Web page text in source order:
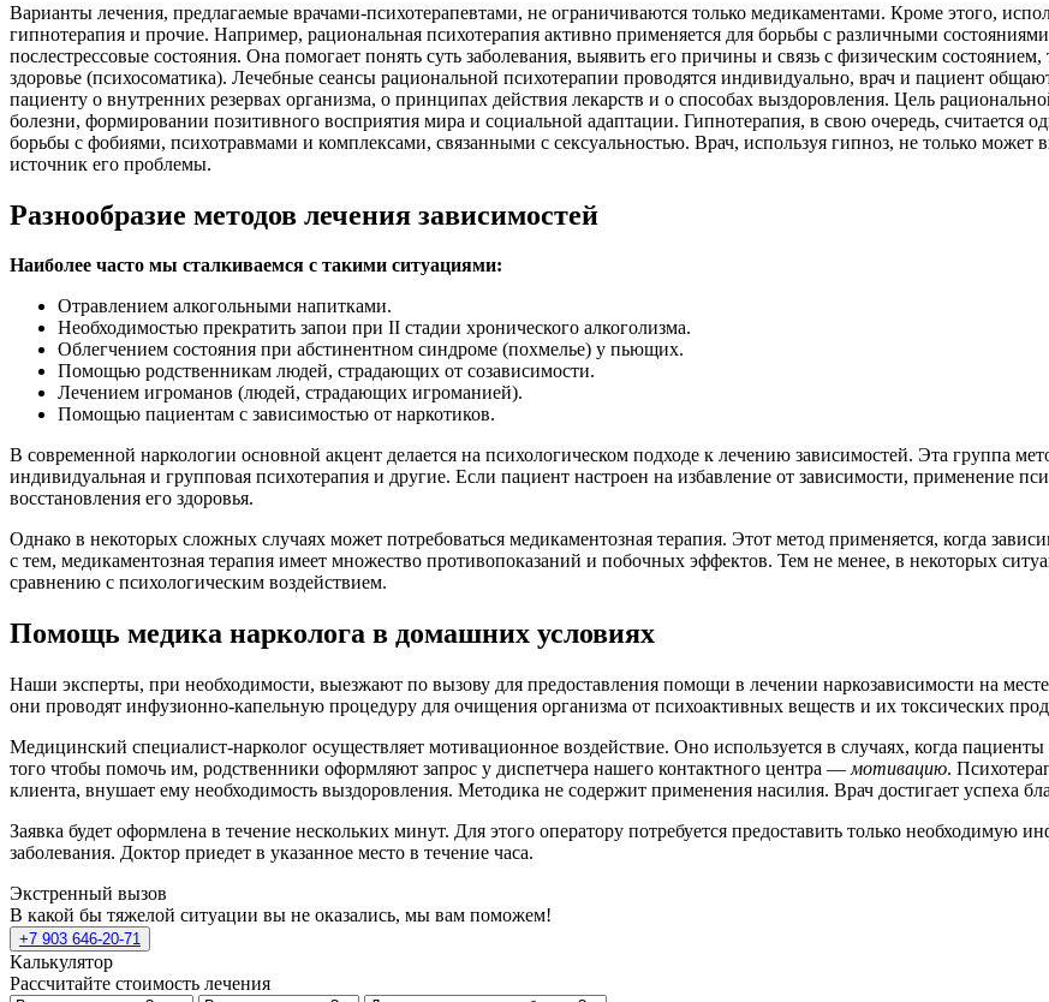
Варианты лечения, предлагаемые врачами-психотерапевтами, не ограничиваются только медикаментами. Кроме этого,
гипнотерапия и прочие. Например, рациональная психотерапия активно применяется для борьбы с различными
послестрессовые состояния. Она помогает понять суть заболевания, выявить его причины и связь с физическим
здоровье (психосоматика). Лечебные сеансы рациональной психотерапии проводятся индивидуально, врач и пациент
пациенту о внутренних резервах организма, о принципах действия лекарств и о способах выздоровления. Цель
болезни, формировании позитивного восприятия мира и социальной адаптации. Гипнотерапия, в свою очередь,
борьбы с фобиями, психотравмами и комплексами, связанными с сексуальностью. Врач, используя гипноз, не только
источник его проблемы.
Разнообразие методов лечения зависимостей
Наиболее часто мы сталкиваемся с такими ситуациями:
Отравлением алкогольными напитками.
Необходимостью прекратить запои при II стадии хронического алкоголизма.
Облегчением состояния при абстинентном синдроме (похмелье) у пьющих.
Помощью родственникам людей, страдающих от созависимости.
Лечением игроманов (людей, страдающих игроманией).
Помощью пациентам с зависимостью от наркотиков.
В современной наркологии основной акцент делается на психологическом подходе к лечению зависимостей. Эта группа
индивидуальная и групповая психотерапия и другие. Если пациент настроен на избавление от зависимости, применение
восстановления его здоровья.
Однако в некоторых сложных случаях может потребоваться медикаментозная терапия. Этот метод применяется, когда
с тем, медикаментозная терапия имеет множество противопоказаний и побочных эффектов. Тем не менее, в некоторых
сравнению с психологическим воздействием.
Помощь медика нарколога в домашних условиях
Наши эксперты, при необходимости, выезжают по вызову для предоставления помощи в лечении наркозависимости на
они проводят инфузионно-капельную процедуру для очищения организма от психоактивных веществ и их токсических
Медицинский специалист-нарколог осуществляет мотивационное воздействие. Оно используется в случаях, когда
того чтобы помочь им, родственники оформляют запрос у диспетчера нашего контактного центра — мотивацию.
клиента, внушает ему необходимость выздоровления. Методика не содержит применения насилия. Врач достигает успеха
Заявка будет оформлена в течение нескольких минут. Для этого оператору потребуется предоставить только
заболевания. Доктор приедет в указанное место в течение часа.
Экстренный вызов
В какой бы тяжелой ситуации вы не оказались, мы вам поможем!
+7 903 646-20-71
Калькулятор
Рассчитайте стоимость лечения